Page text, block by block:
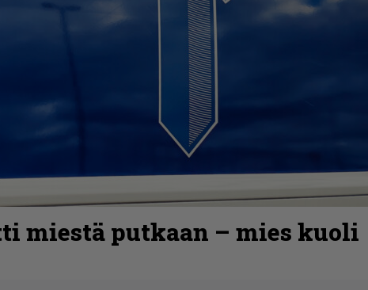
miestä putkaan – mies kuoli